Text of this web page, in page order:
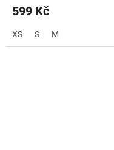
599 Kč
XS S M